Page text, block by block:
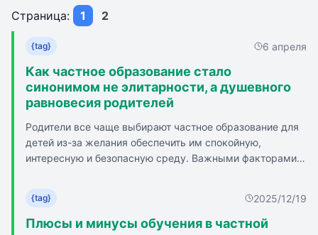
Страница: 1 2
{tag} 6 апреля
Как частное образование стало
синонимом не элитарности, а душевного
равновесия родителей
Родители все чаще выбирают частное образование для
детей из-за желания обеспечить им спокойную,
интересную и безопасную среду. Важными факторами
контакт с семьей, атмосфера и возможность учитывать
особенности ученика. Современные родители также
хотят, чтобы школа развивала личность ребенка, а не
{tag} 2025/12/19
Плюсы и минусы обучения в частной